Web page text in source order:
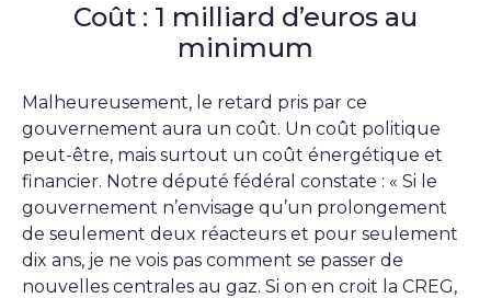
Coût : 1 milliard d’euros au
minimum
Malheureusement, le retard pris par ce
gouvernement aura un coût. Un coût politique
peut-être, mais surtout un coût énergétique et
financier. Notre député fédéral constate : « Si le
gouvernement n’envisage qu’un prolongement
de seulement deux réacteurs et pour seulement
dix ans, je ne vois pas comment se passer de
nouvelles centrales au gaz. Si on en croit la CREG,